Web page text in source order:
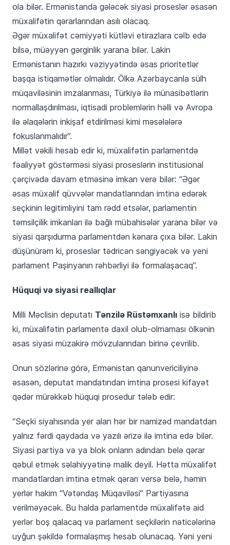
ola bilər. Ermənistanda gələcək siyasi proseslər əsasən
müxalifətin qərarlarından asılı olacaq.
Əgər müxalifət cəmiyyəti kütləvi etirazlara cəlb edə
bilsə, müəyyən gərginlik yarana bilər. Lakin
Ermənistanın hazırkı vəziyyətində əsas prioritetlər
başqa istiqamətlər olmalıdır. Ölkə Azərbaycanla sülh
müqaviləsinin imzalanması, Türkiyə ilə münasibətlərin
normallaşdırılması, iqtisadi problemlərin həlli və Avropa
ilə əlaqələrin inkişaf etdirilməsi kimi məsələlərə
fokuslanmalıdır”.
Millət vəkili hesab edir ki, müxalifətin parlamentdə
fəaliyyət göstərməsi siyasi proseslərin institusional
çərçivədə davam etməsinə imkan verə bilər: “Əgər
əsas müxalif qüvvələr mandatlarından imtina edərək
seçkinin legitimliyini tam rədd etsələr, parlamentin
təmsilçilik imkanları ilə bağlı mübahisələr yarana bilər və
siyasi qarşıdurma parlamentdən kənara çıxa bilər. Lakin
düşünürəm ki, proseslər tədricən səngiyəcək və yeni
parlament Paşinyanın rəhbərliyi ilə formalaşacaq”.
Hüquqi və siyasi reallıqlar
Milli Məclisin deputatı Tənzilə Rüstəmxanlı isə bildirib
ki, müxalifətin parlamentə daxil olub-olmaması ölkənin
əsas siyasi müzakirə mövzularından birinə çevrilib.
Onun sözlərinə görə, Ermənistan qanunvericiliyinə
əsasən, deputat mandatından imtina prosesi kifayət
qədər mürəkkəb hüquqi prosedur tələb edir:
“Seçki siyahısında yer alan hər bir namizəd mandatdan
yalnız fərdi qaydada və yazılı ərizə ilə imtina edə bilər.
Siyasi partiya və ya blok onların adından belə qərar
qəbul etmək səlahiyyətinə malik deyil. Hətta müxalifət
mandatlardan imtina etmək qərarı versə belə, həmin
yerlər hakim “Vətəndaş Müqaviləsi” Partiyasına
verilməyəcək. Bu halda parlamentdə müxalifətə aid
yerlər boş qalacaq və parlament seçkilərin nəticələrinə
uyğun şəkildə formalaşmış hesab olunacaq. Yəni yeni